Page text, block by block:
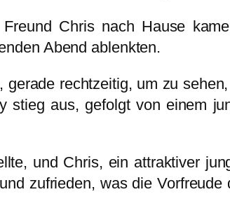
Chris nach Hause
Abend ablenkten.
rechtzeitig, um zu
stieg aus, gefolgt von einem
und Chris, ein attraktiver
zufrieden, was die Vorfreude